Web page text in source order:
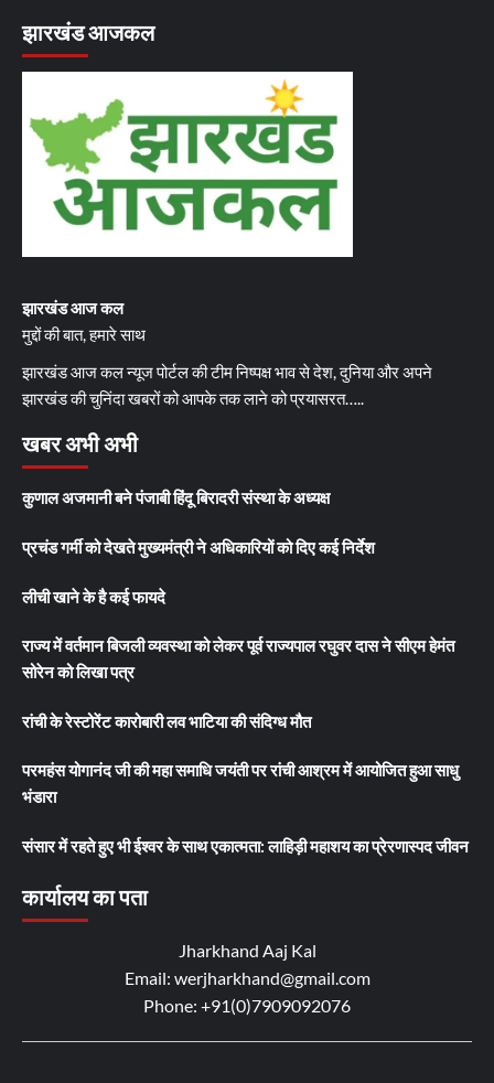
झारखंड आजकल
झारखंड आज कल
मुद्दों की बात, हमारे साथ
झारखंड आज कल न्यूज पोर्टल की टीम निष्पक्ष भाव से देश, दुनिया और अपने
झारखंड की चुनिंदा खबरों को आपके तक लाने को प्रयासरत…..
खबर अभी अभी
कुणाल अजमानी बने पंजाबी हिंदू बिरादरी संस्था के अध्यक्ष
प्रचंड गर्मी को देखते मुख्यमंत्री ने अधिकारियों को दिए कई निर्देश
लीची खाने के है कई फायदे
राज्य में वर्तमान बिजली व्यवस्था को लेकर पूर्व राज्यपाल रघुवर दास ने सीएम हेमंत
सोरेन को लिखा पत्र
रांची के रेस्टोरेंट कारोबारी लव भाटिया की संदिग्ध मौत
परमहंस योगानंद जी की महा समाधि जयंती पर रांची आश्रम में आयोजित हुआ साधु
भंडारा
संसार में रहते हुए भी ईश्वर के साथ एकात्मता: लाहिड़ी महाशय का प्रेरणास्पद जीवन
कार्यालय का पता
Jharkhand Aaj Kal
Email: werjharkhand@gmail.com
Phone: +91(0)7909092076